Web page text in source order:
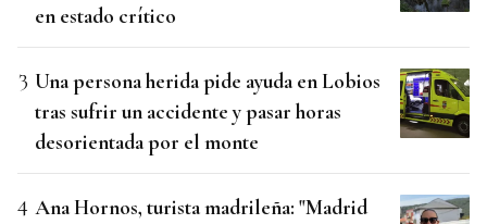
en estado crítico
Una persona herida pide ayuda en Lobios
tras sufrir un accidente y pasar horas
desorientada por el monte
Ana Hornos, turista madrileña: "Madrid